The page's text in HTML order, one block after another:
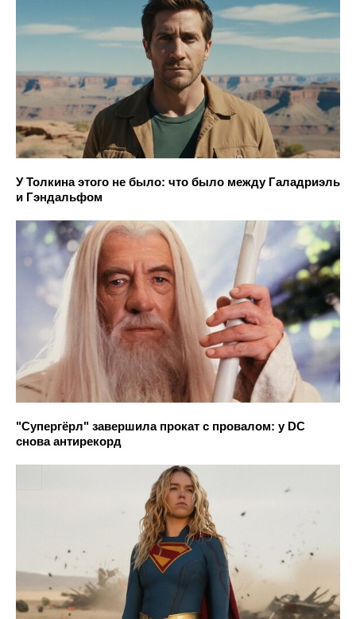
У Толкина этого не было: что было между Галадриэль
и Гэндальфом
"Супергёрл" завершила прокат с провалом: у DC
снова антирекорд